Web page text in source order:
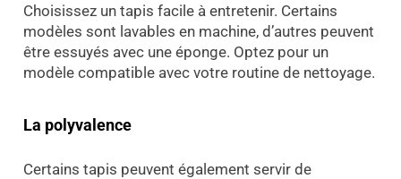
Choisissez un tapis facile à entretenir. Certains
modèles sont lavables en machine, d’autres peuvent
être essuyés avec une éponge. Optez pour un
modèle compatible avec votre routine de nettoyage.
La polyvalence
Certains tapis peuvent également servir de